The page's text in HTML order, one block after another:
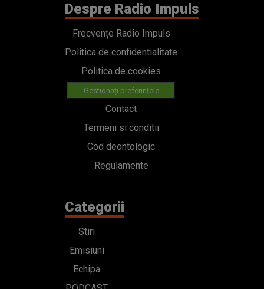
Despre Radio Impuls
Frecvențe Radio Impuls
Politica de confidentialitate
Politica de cookies
Gestionați preferințele
Contact
Termeni si conditii
Cod deontologic
Regulamente
Categorii
Stiri
Emisiuni
Echipa